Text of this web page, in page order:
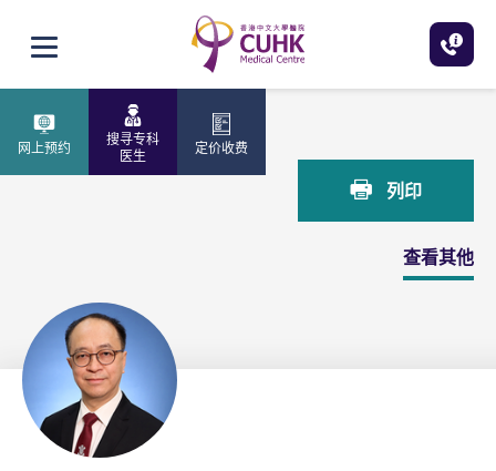
打开选单
网上预约
搜寻专科
医生
定价收费
主页 吴港生医生
列印
查看其他